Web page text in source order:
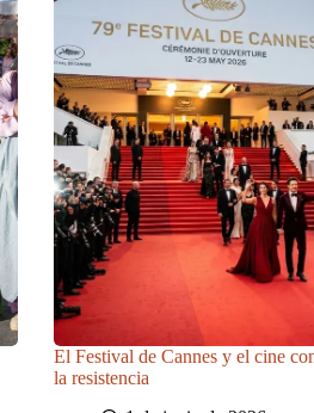
El Festival de Cannes y el cine
la resistencia